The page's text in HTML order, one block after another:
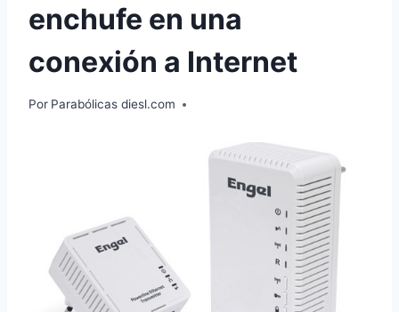
enchufe en una
conexión a Internet
Por Parabólicas diesl.com